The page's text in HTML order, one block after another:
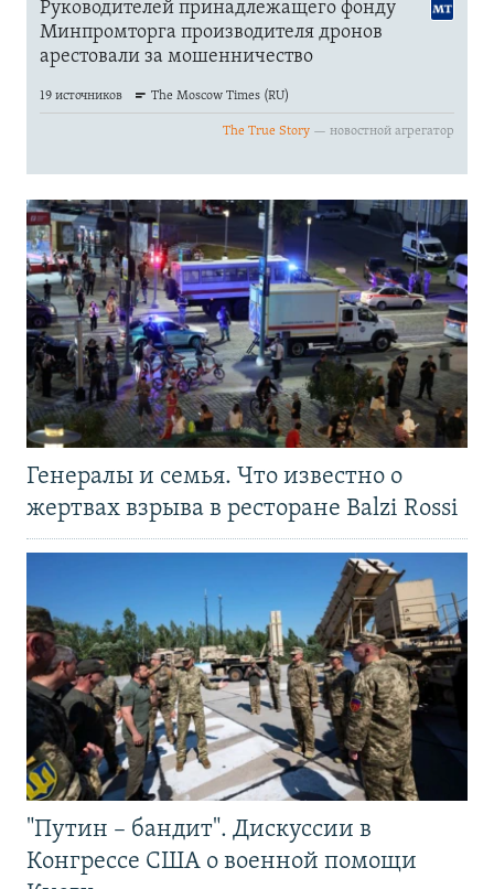
Генералы и семья. Что известно о
жертвах взрыва в ресторане Balzi Rossi
"Путин – бандит". Дискуссии в
Конгрессе США о военной помощи